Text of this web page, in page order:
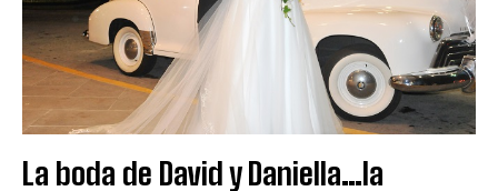
La boda de David y Daniella…la